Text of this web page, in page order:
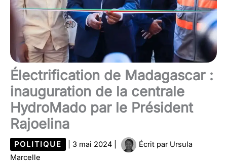
Électrification de Madagascar :
inauguration de la centrale
HydroMado par le Président
Rajoelina
POLITIQUE 3 mai 2024 Écrit par Ursula
Marcelle